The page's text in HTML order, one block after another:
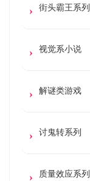
街头霸王系列
视觉系小说
解谜类游戏
讨鬼转系列
质量效应系列